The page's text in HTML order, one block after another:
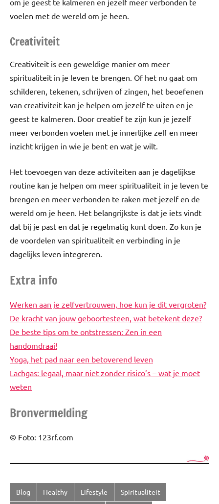
voelen met de wereld om je heen.
Creativiteit
Creativiteit is een geweldige manier om meer
spiritualiteit in je leven te brengen. Of het nu gaat om
schilderen, tekenen, schrijven of zingen, het beoefenen
van creativiteit kan je helpen om jezelf te uiten en je
geest te kalmeren. Door creatief te zijn kun je jezelf
meer verbonden voelen met je innerlijke zelf en meer
inzicht krijgen in wie je bent en wat je wilt.
Het toevoegen van deze activiteiten aan je dagelijkse
routine kan je helpen om meer spiritualiteit in je leven te
brengen en meer verbonden te raken met jezelf en de
wereld om je heen. Het belangrijkste is dat je iets vindt
dat bij je past en dat je regelmatig kunt doen. Zo kun je
de voordelen van spiritualiteit en verbinding in je
dagelijks leven integreren.
Extra info
Werken aan je zelfvertrouwen, hoe kun je dit vergroten?
De kracht van jouw geboortesteen, wat betekent deze?
De beste tips om te ontstressen: Zen in een
handomdraai!
Yoga, het pad naar een betoverend leven
Lachgas: legaal, maar niet zonder risico’s – wat je moet
weten
Bronvermelding
© Foto: 123rf.com
Getagd
Blog Healthy Lifestyle Spiritualiteit